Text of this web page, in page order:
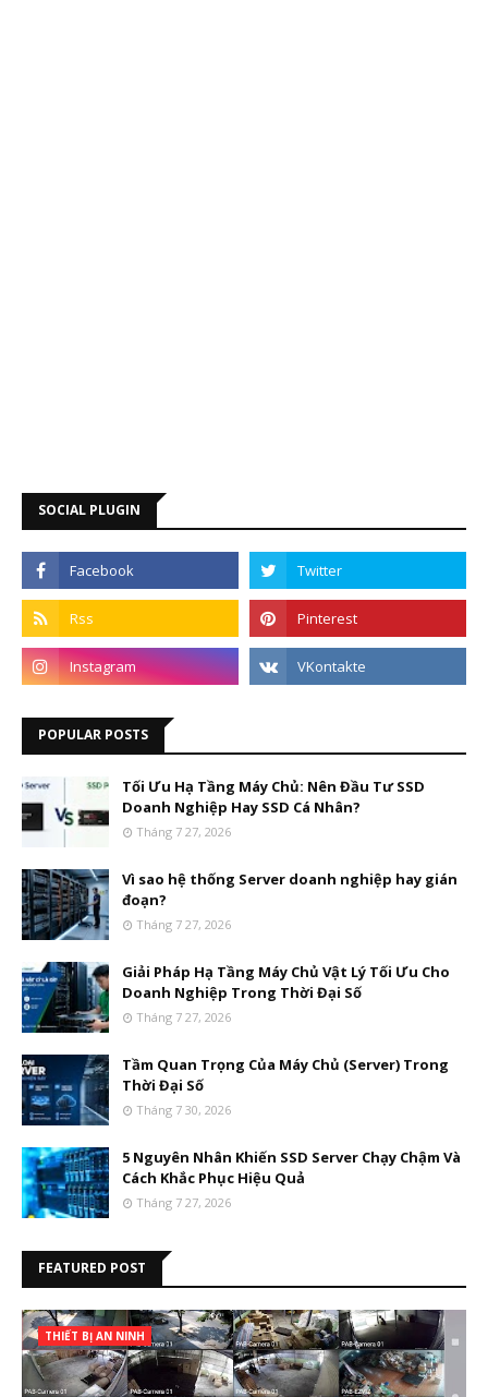
SOCIAL PLUGIN
POPULAR POSTS
Tối Ưu Hạ Tầng Máy Chủ: Nên Đầu Tư SSD
Doanh Nghiệp Hay SSD Cá Nhân?
Tháng 7 27, 2026
Vì sao hệ thống Server doanh nghiệp hay gián
đoạn?
Tháng 7 27, 2026
Giải Pháp Hạ Tầng Máy Chủ Vật Lý Tối Ưu Cho
Doanh Nghiệp Trong Thời Đại Số
Tháng 7 27, 2026
Tầm Quan Trọng Của Máy Chủ (Server) Trong
Thời Đại Số
Tháng 7 30, 2026
5 Nguyên Nhân Khiến SSD Server Chạy Chậm Và
Cách Khắc Phục Hiệu Quả
Tháng 7 27, 2026
FEATURED POST
THIẾT BỊ AN NINH